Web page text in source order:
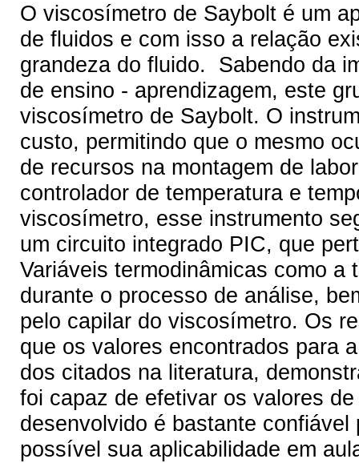
O viscosímetro de Saybolt é um
de fluidos e com isso a relação
grandeza do fluido. Sabendo da
de ensino - aprendizagem, este
viscosímetro de Saybolt. O
custo, permitindo que o mesmo
de recursos na montagem de
controlador de temperatura e
viscosímetro, esse instrumento
um circuito integrado PIC, que
Variáveis termodinâmicas como a
durante o processo de análise,
pelo capilar do viscosímetro. Os
que os valores encontrados para
dos citados na literatura,
foi capaz de efetivar os valores
desenvolvido é bastante
possível sua aplicabilidade em